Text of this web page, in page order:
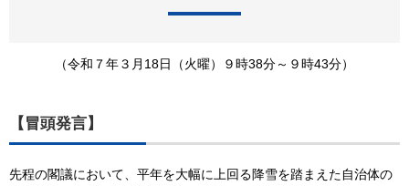
（令和７年３月18日（火曜）９時38分～９時43分）
【冒頭発言】
先程の閣議において、平年を大幅に上回る降雪を踏まえた自治体の